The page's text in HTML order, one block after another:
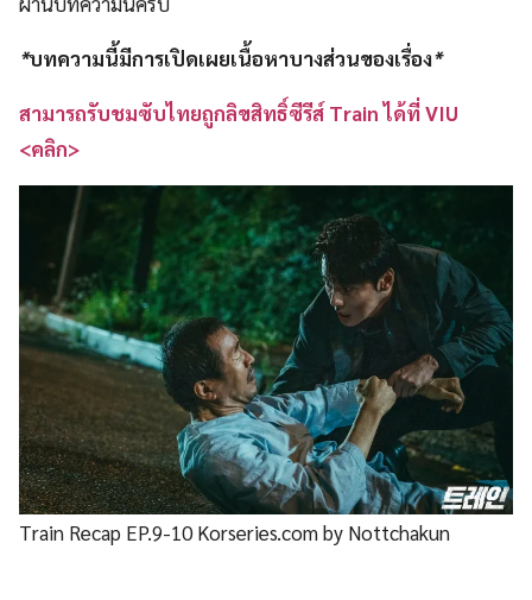
*บทความนี้มีการเปิดเผยเนื้อหาบางส่วนของเรื่อง*
สามารถรับชมซับไทยถูกลิขสิทธิ์ซีรีส์ Train ได้ที่ VIU
<คลิก>
Train Recap EP.9-10 Korseries.com by Nottchakun